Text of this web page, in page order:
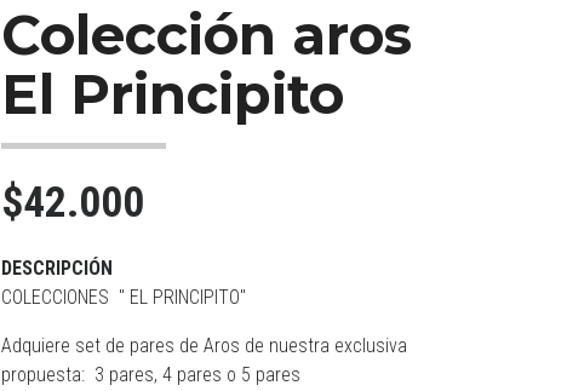
Colección aros
El Principito
$42.000
DESCRIPCIÓN
COLECCIONES " EL PRINCIPITO"
Adquiere set de pares de Aros de nuestra exclusiva
propuesta: 3 pares, 4 pares o 5 pares